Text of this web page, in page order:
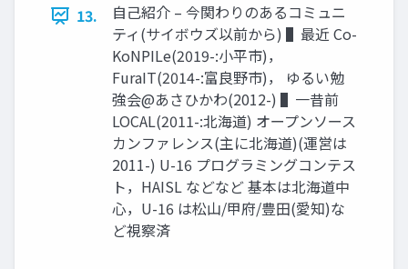
13.
⾃⼰紹介 – 今関わりのあるコミュニ
ティ(サイボウズ以前から) ▌最近 Co-
KoNPILe(2019-:⼩平市)，
FuraIT(2014-:富良野市)， ゆるい勉
強会@あさひかわ(2012-) ▌⼀昔前
LOCAL(2011-:北海道) オープンソース
カンファレンス(主に北海道)(運営は
2011-) U-16 プログラミングコンテス
ト，HAISL などなど 基本は北海道中
⼼，U-16 は松⼭/甲府/豊⽥(愛知)な
ど視察済